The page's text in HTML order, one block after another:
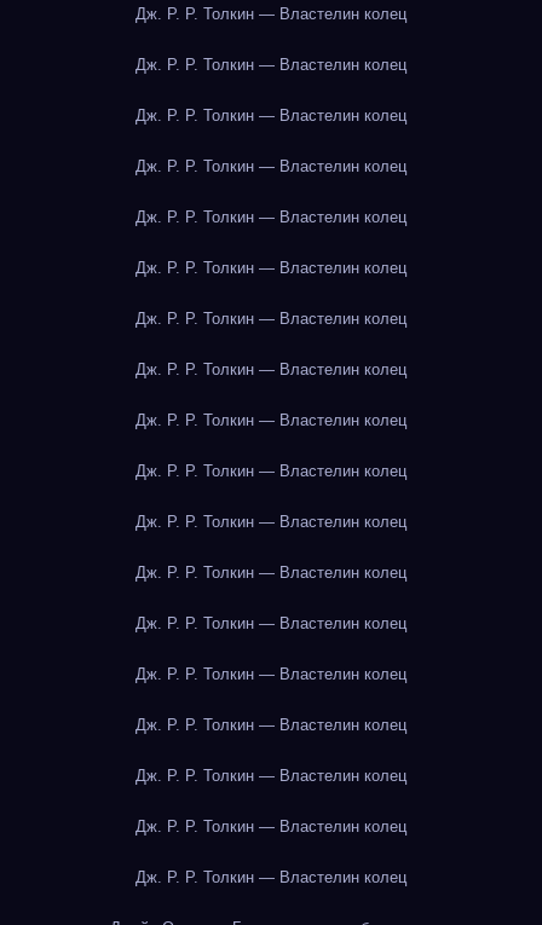
Дж. Р. Р. Толкин — Властелин колец
Дж. Р. Р. Толкин — Властелин колец
Дж. Р. Р. Толкин — Властелин колец
Дж. Р. Р. Толкин — Властелин колец
Дж. Р. Р. Толкин — Властелин колец
Дж. Р. Р. Толкин — Властелин колец
Дж. Р. Р. Толкин — Властелин колец
Дж. Р. Р. Толкин — Властелин колец
Дж. Р. Р. Толкин — Властелин колец
Дж. Р. Р. Толкин — Властелин колец
Дж. Р. Р. Толкин — Властелин колец
Дж. Р. Р. Толкин — Властелин колец
Дж. Р. Р. Толкин — Властелин колец
Дж. Р. Р. Толкин — Властелин колец
Дж. Р. Р. Толкин — Властелин колец
Дж. Р. Р. Толкин — Властелин колец
Дж. Р. Р. Толкин — Властелин колец
Дж. Р. Р. Толкин — Властелин колец